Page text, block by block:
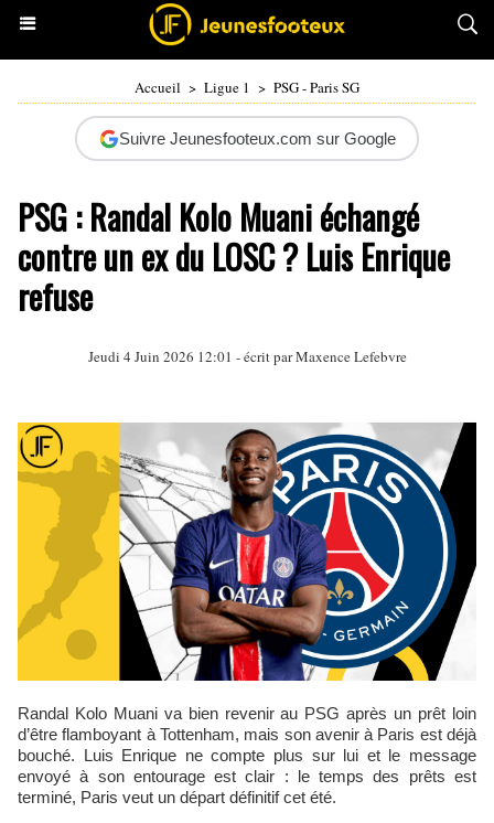
Accueil > Ligue 1 > PSG - Paris SG
Suivre Jeunesfooteux.com sur Google
PSG : Randal Kolo Muani échangé
contre un ex du LOSC ? Luis Enrique
refuse
Jeudi 4 Juin 2026 12:01 - écrit parMaxence Lefebvre
Randal Kolo Muani va bien revenir au PSG après un prêt loin
d’être flamboyant à Tottenham, mais son avenir à Paris est déjà
bouché. Luis Enrique ne compte plus sur lui et le message
envoyé à son entourage est clair : le temps des prêts est
terminé, Paris veut un départ définitif cet été.